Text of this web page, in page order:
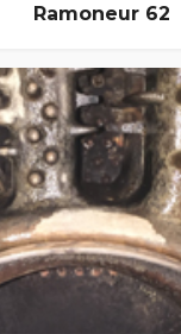
Ramoneur 62